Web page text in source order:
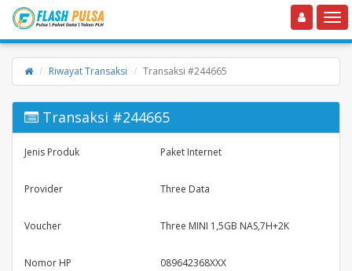
Toggle navigation
Riwayat Transaksi Transaksi #244665
Transaksi #244665
Jenis Produk Paket Internet
Provider Three Data
Voucher Three MINI 1,5GB NAS,7H+2K
Nomor HP 089642368XXX